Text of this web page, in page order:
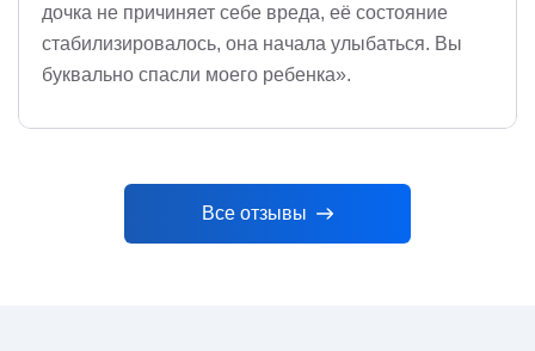
дочка не причиняет себе вреда, её состояние
стабилизировалось, она начала улыбаться. Вы
буквально спасли моего ребенка».
Все отзывы